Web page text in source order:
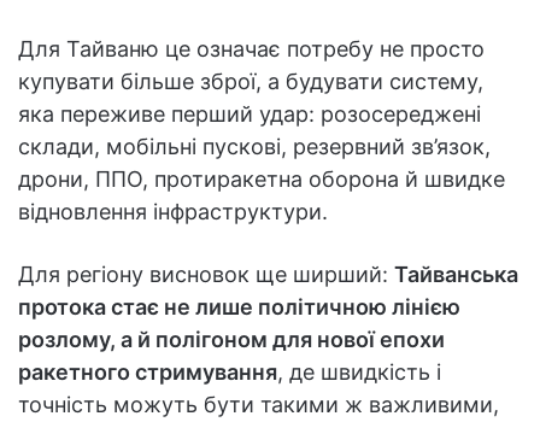
Для Тайваню це означає потребу не просто
купувати більше зброї, а будувати систему,
яка переживе перший удар: розосереджені
склади, мобільні пускові, резервний зв’язок,
дрони, ППО, протиракетна оборона й швидке
відновлення інфраструктури.
Для регіону висновок ще ширший: Тайванська
протока стає не лише політичною лінією
розлому, а й полігоном для нової епохи
ракетного стримування, де швидкість і
точність можуть бути такими ж важливими,